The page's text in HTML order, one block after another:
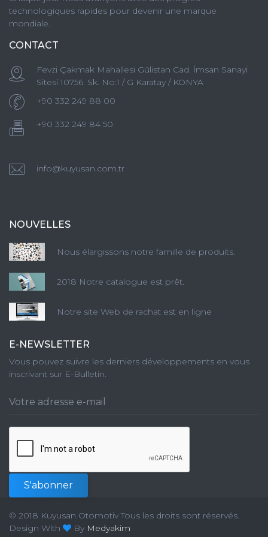
technologiques rapides pour devenir une marque
mondiale.
CONTACT
Fevzi Çakmak Mahallesi Gülistan Cad. İmsan Sanayi
Sitesi 10756. Sk. No:1 / G Karatay / KONYA
+90 332 249 88 00
+90 332 249 84 50
info@kuyusan.com.tr
NOUVELLES
Nous élargissons notre famille de produits.
2018 Notre catalogue est prêt.
Notre site Web de rachat est en ligne
E-NEWSLETTER
Vous pouvez suivre les derniers développements en vous
inscrivant sur E-Bulletin.
S'abonner
© 2018 Kuyusan Otomotiv Tous les droits sont réservés.
Design With
By Medyakim